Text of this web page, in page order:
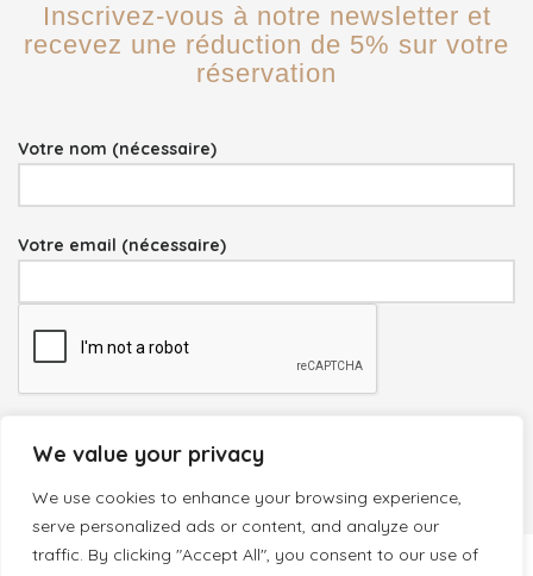
We value your privacy
We use cookies to enhance your browsing experience,
serve personalized ads or content, and analyze our
traffic. By clicking "Accept All", you consent to our use of
Inscrivez-vous à notre newsletter et
recevez une réduction de 5% sur votre
réservation
Votre nom (nécessaire)
Votre email (nécessaire)